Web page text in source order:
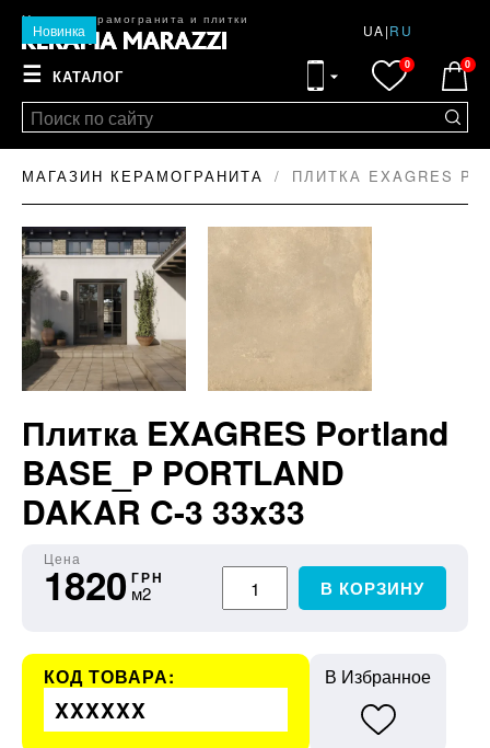
Магазин керамогранита и плитки
UA|RU
☰ КАТАЛОГ
0 0
МАГАЗИН КЕРАМОГРАНИТА ПЛИТКА EXAGRES
Новинка
Плитка EXAGRES Portland
BASE_P PORTLAND
DAKAR C-3 33x33
Цена
1820 ГРН
м2 В КОРЗИНУ
КОД ТОВАРА:
XXXXXX
В Избранное